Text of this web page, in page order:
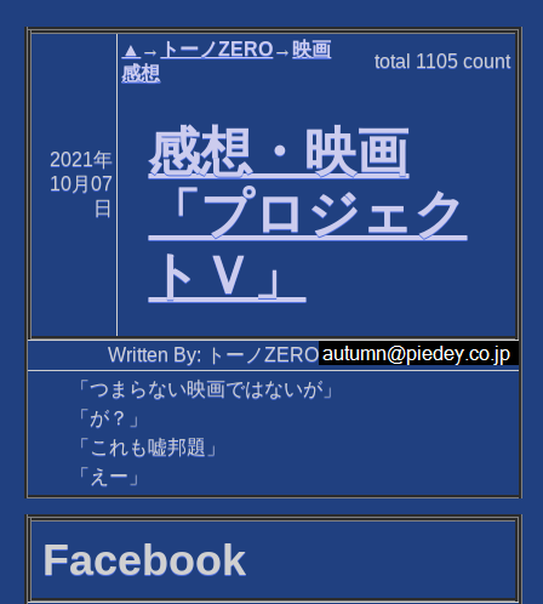
2021年
10月07
日
▲ → トーノZERO→ 映画
感想
total 1105 count
感想・映画
「プロジェク
トＶ」
Written By: トーノZERO
「つまらない映画ではないが」
「が？」
「これも嘘邦題」
「えー」
Facebook